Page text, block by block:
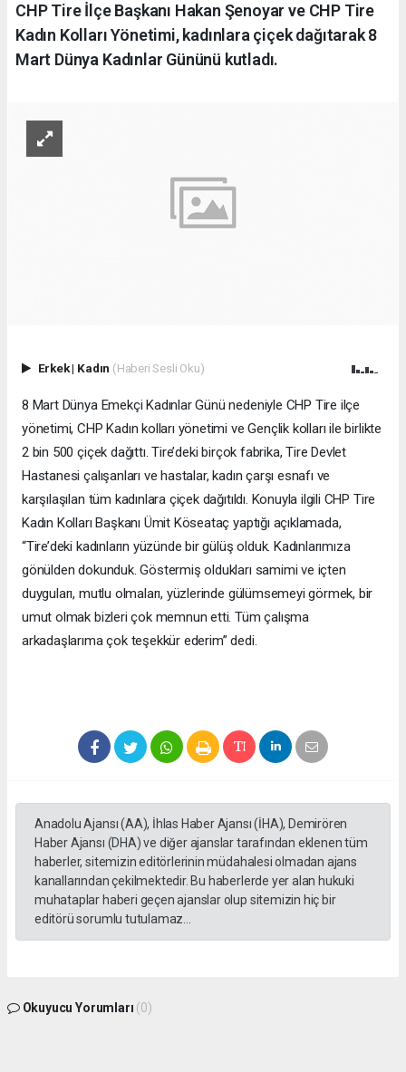
CHP Tire İlçe Başkanı Hakan Şenoyar ve CHP Tire
Kadın Kolları Yönetimi, kadınlara çiçek dağıtarak 8
Mart Dünya Kadınlar Gününü kutladı.
Erkek| Kadın (Haberi Sesli Oku)
8 Mart Dünya Emekçi Kadınlar Günü nedeniyle CHP Tire ilçe
yönetimi, CHP Kadın kolları yönetimi ve Gençlik kolları ile birlikte
2 bin 500 çiçek dağıttı. Tire’deki birçok fabrika, Tire Devlet
Hastanesi çalışanları ve hastalar, kadın çarşı esnafı ve
karşılaşılan tüm kadınlara çiçek dağıtıldı. Konuyla ilgili CHP Tire
Kadın Kolları Başkanı Ümit Köseataç yaptığı açıklamada,
“Tire’deki kadınların yüzünde bir gülüş olduk. Kadınlarımıza
gönülden dokunduk. Göstermiş oldukları samimi ve içten
duyguları, mutlu olmaları, yüzlerinde gülümsemeyi görmek, bir
umut olmak bizleri çok memnun etti. Tüm çalışma
arkadaşlarıma çok teşekkür ederim” dedi.
Anadolu Ajansı (AA), İhlas Haber Ajansı (İHA), Demirören
Haber Ajansı (DHA) ve diğer ajanslar tarafından eklenen tüm
haberler, sitemizin editörlerinin müdahalesi olmadan ajans
kanallarından çekilmektedir. Bu haberlerde yer alan hukuki
muhataplar haberi geçen ajanslar olup sitemizin hiç bir
editörü sorumlu tutulamaz...
Okuyucu Yorumları (0)